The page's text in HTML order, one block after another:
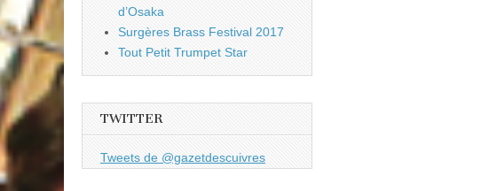
d’Osaka
Surgères Brass Festival 2017
Tout Petit Trumpet Star
TWITTER
Tweets de @gazetdescuivres